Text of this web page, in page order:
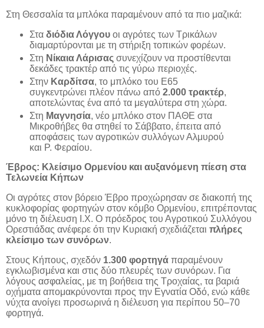
Στη Θεσσαλία τα μπλόκα παραμένουν από τα πιο μαζικά:
Στα διόδια Λόγγου οι αγρότες των Τρικάλων
διαμαρτύρονται με τη στήριξη τοπικών φορέων.
Στη Νίκαια Λάρισας συνεχίζουν να προστίθενται
δεκάδες τρακτέρ από τις γύρω περιοχές.
Στην Καρδίτσα, το μπλόκο του Ε65
συγκεντρώνει πλέον πάνω από 2.000 τρακτέρ,
αποτελώντας ένα από τα μεγαλύτερα στη χώρα.
Στη Μαγνησία, νέο μπλόκο στον ΠΑΘΕ στα
Μικροθήβες θα στηθεί το Σάββατο, έπειτα από
αποφάσεις των αγροτικών συλλόγων Αλμυρού
και Ρ. Φεραίου.
Έβρος: Κλείσιμο Ορμενίου και αυξανόμενη πίεση στα
Τελωνεία Κήπων
Οι αγρότες στον βόρειο Έβρο προχώρησαν σε διακοπή της
κυκλοφορίας φορτηγών στον κόμβο Ορμενίου, επιτρέποντας
μόνο τη διέλευση Ι.Χ. Ο πρόεδρος του Αγροτικού Συλλόγου
Ορεστιάδας ανέφερε ότι την Κυριακή σχεδιάζεται πλήρες
κλείσιμο των συνόρων.
Στους Κήπους, σχεδόν 1.300 φορτηγά παραμένουν
εγκλωβισμένα και στις δύο πλευρές των συνόρων. Για
λόγους ασφαλείας, με τη βοήθεια της Τροχαίας, τα βαριά
οχήματα απομακρύνονται προς την Εγνατία Οδό, ενώ κάθε
νύχτα ανοίγει προσωρινά η διέλευση για περίπου 50–70
φορτηγά.